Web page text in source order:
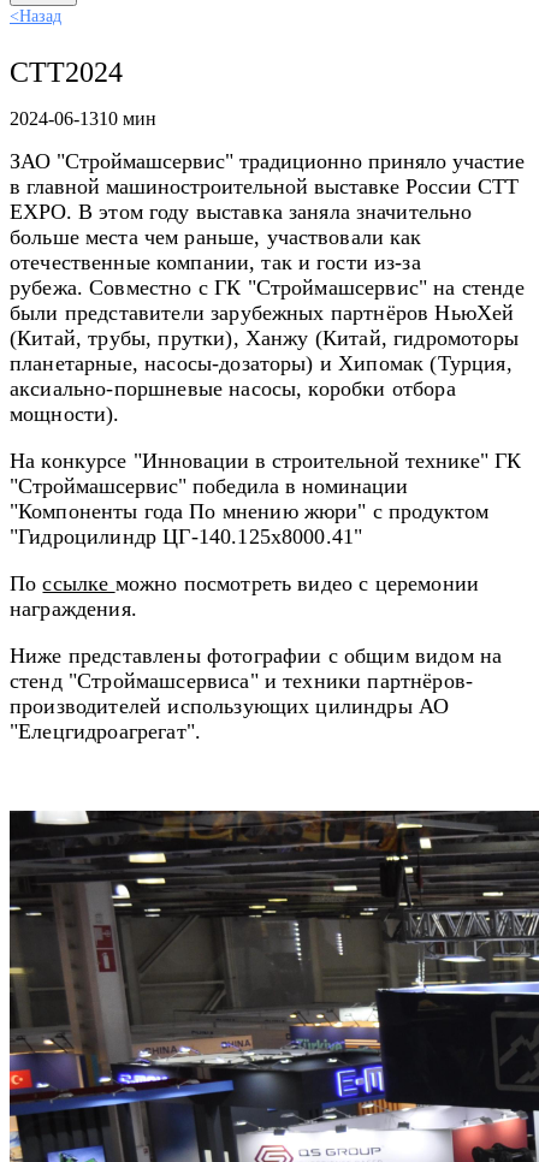
<Назад
СТТ2024
2024-06-1310 мин
ЗАО "Строймашсервис" традиционно приняло участие
в главной машиностроительной выставке России СТТ
EXPO. В этом году выставка заняла значительно
больше места чем раньше, участвовали как
отечественные компании, так и гости из-за
рубежа.Совместно с ГК "Строймашсервис" на стенде
были представители зарубежных партнёров НьюХей
(Китай, трубы, прутки), Ханжу (Китай, гидромоторы
планетарные, насосы-дозаторы) и Хипомак (Турция,
аксиально-поршневые насосы, коробки отбора
мощности).
На конкурсе "Инновации в строительной технике" ГК
"Строймашсервис" победила в номинации
"Компоненты годаПо мнению жюри" с продуктом
"Гидроцилиндр ЦГ-140.125х8000.41"
Поссылке можно посмотреть видео с церемонии
награждения.
Ниже представлены фотографии с общим видом на
стенд "Строймашсервиса" и техники партнёров-
производителей использующих цилиндры АО
"Елецгидроагрегат".